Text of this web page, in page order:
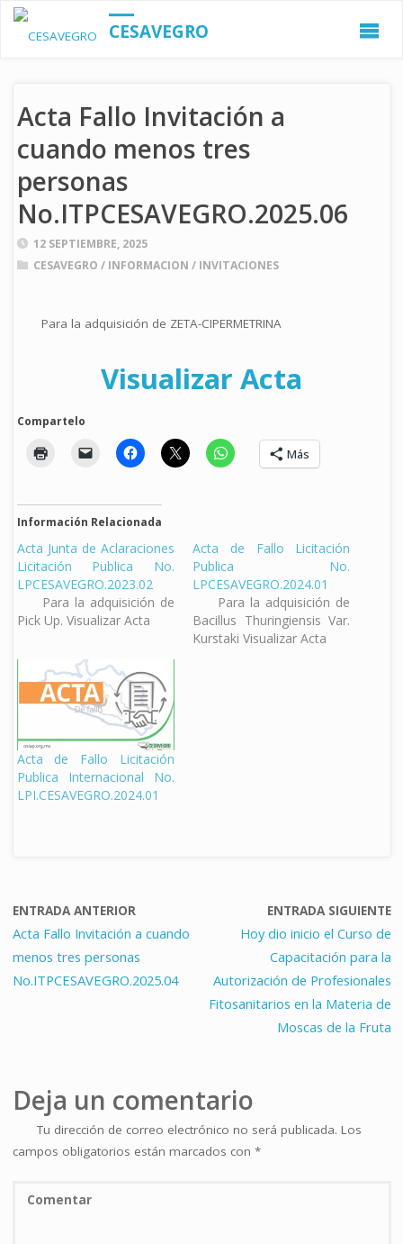
CESAVEGRO
Acta Fallo Invitación a
cuando menos tres
personas
No.ITPCESAVEGRO.2025.06
12 SEPTIEMBRE, 2025
CESAVEGRO / INFORMACION / INVITACIONES
Para la adquisición de ZETA-CIPERMETRINA
Visualizar Acta
Compartelo
Más
Información Relacionada
Acta Junta de Aclaraciones
Licitación Publica No.
LPCESAVEGRO.2023.02
Para la adquisición de
Pick Up. Visualizar Acta
Acta de Fallo Licitación
Publica No.
LPCESAVEGRO.2024.01
Para la adquisición de
Bacillus Thuringiensis Var.
Kurstaki Visualizar Acta
Acta de Fallo Licitación
Publica Internacional No.
LPI.CESAVEGRO.2024.01
ENTRADA ANTERIOR
Acta Fallo Invitación a cuando
menos tres personas
No.ITPCESAVEGRO.2025.04
ENTRADA SIGUIENTE
Hoy dio inicio el Curso de
Capacitación para la
Autorización de Profesionales
Fitosanitarios en la Materia de
Moscas de la Fruta
Deja un comentario
Tu dirección de correo electrónico no será publicada. Los
campos obligatorios están marcados con *